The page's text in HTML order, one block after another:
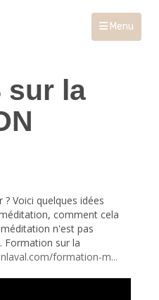
Menu
sur la
Voici quelques idées
comment cela
n'est pas
Formation sur la
formation-m...